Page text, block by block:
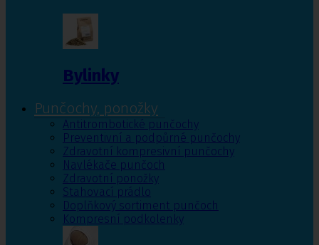
Bylinky
Punčochy, ponožky
Antitrombotické punčochy
Preventivní a podpůrné punčochy
Zdravotní kompresivní punčochy
Navlékače punčoch
Zdravotní ponožky
Stahovací prádlo
Doplňkový sortiment punčoch
Kompresní podkolenky